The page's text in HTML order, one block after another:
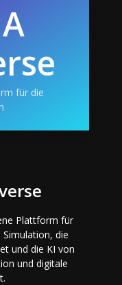
für die
Plattform für
die
und die KI von
und digitale